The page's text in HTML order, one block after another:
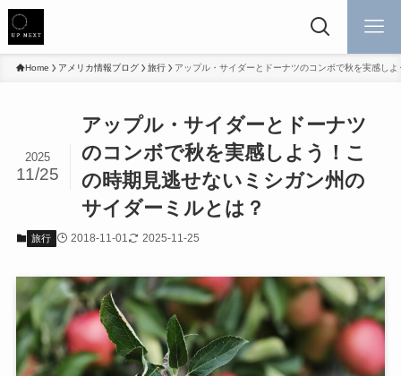
Home アメリカ情報ブログ 旅行 アップル・サイダーとドーナツのコンボで秋を実感し
アップル・サイダーとドーナツ
のコンボで秋を実感しよう！こ
の時期見逃せないミシガン州の
サイダーミルとは？
2025
11/25
旅行 2018-11-01 2025-11-25